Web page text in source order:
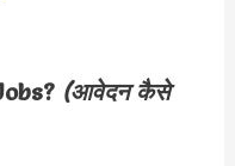
(आवेदन कैसे